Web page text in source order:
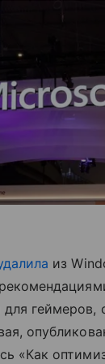
из
для геймеров,
«Как